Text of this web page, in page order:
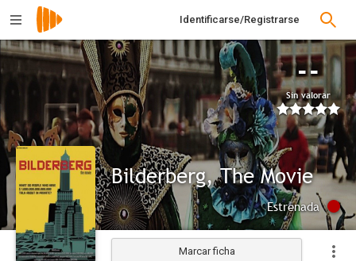
Identificarse/Registrarse
--
Sin valorar
Bilderberg, The Movie
Estrenada
Marcar ficha